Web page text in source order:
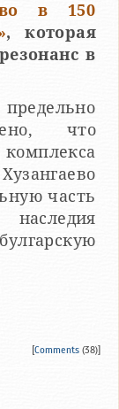
в 150
, которая
в
что
часть
наследия
[Comments (38)]